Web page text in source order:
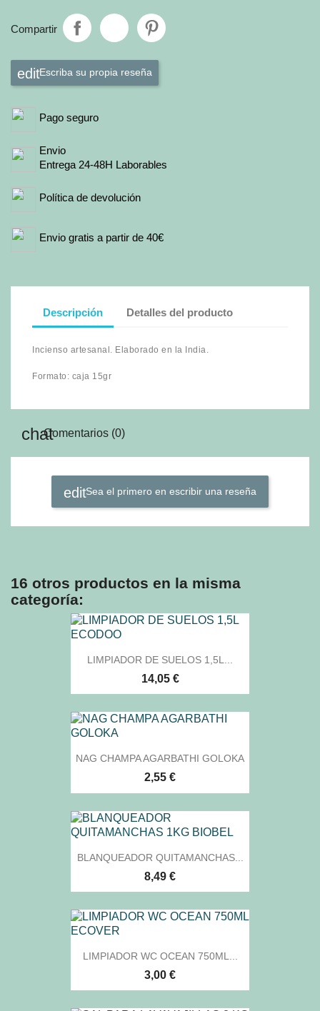
Compartir
Escriba su propia reseña
Pago seguro
Envio
Entrega 24-48H Laborables
Política de devolución
Envio gratis a partir de 40€
Descripción Detalles del producto
Incienso artesanal. Elaborado en la India.
Formato: caja 15gr
Comentarios (0)
Sea el primero en escribir una reseña
16 otros productos en la misma
categoría:
LIMPIADOR DE SUELOS 1,5L...
14,05 €
NAG CHAMPA AGARBATHI GOLOKA
2,55 €
BLANQUEADOR QUITAMANCHAS...
8,49 €
LIMPIADOR WC OCEAN 750ML...
3,00 €